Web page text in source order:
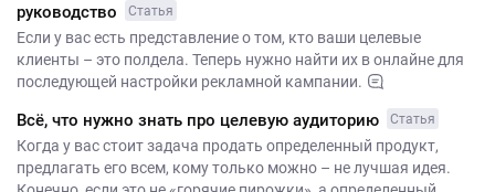
руководство
Статья
Если у вас есть представление о том, кто ваши целевые
клиенты – это полдела. Теперь нужно найти их в онлайне для
последующей настройки рекламной кампании.
Всё, что нужно знать про целевую аудиторию Статья
Когда у вас стоит задача продать определенный продукт,
предлагать его всем, кому только можно – не лучшая идея.